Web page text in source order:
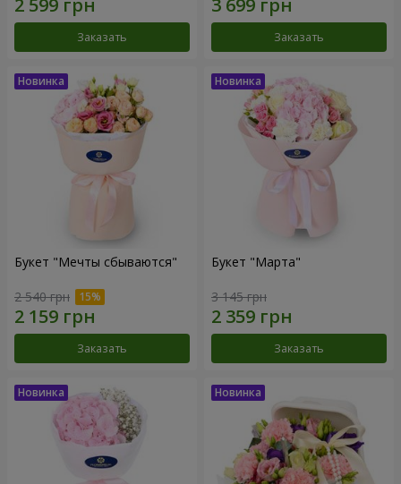
Заказать Заказать
Букет "Мечты сбываются"
2 540 грн
Заказать
Букет "Марта"
3 145 грн
Заказать